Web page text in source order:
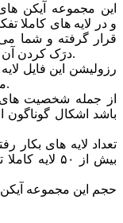
این مجموعه آیکن
قرار گرفته و شما می
درَک کردن آن در طرح های دیگر از آنان استفاده کنید.
شخصیت های کارتونی ۳۰۰dpi می باشد.
از جمله شخصیت های
تعداد لایه های
حجم این مجموعه